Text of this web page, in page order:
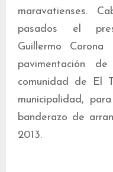
maravatienses.
pasados el
Guillermo
pavimentación
comunidad de El
municipalidad,
banderazo de
2013.